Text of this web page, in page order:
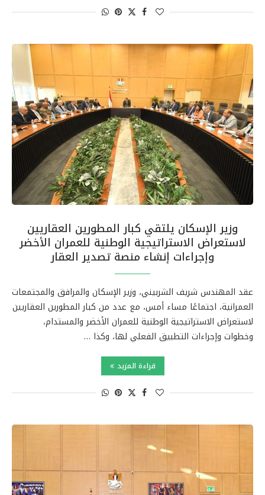
وزير الإسكان يلتقي كبار المطورين العقاريين
لاستعراض الاستراتيجية الوطنية للعمران الأخضر
وإجراءات إنشاء منصة تصدير العقار
عقد المهندس شريف الشربيني، وزير الإسكان والمرافق والمجتمعات
العمرانية، اجتماعًا مساء أمس، مع عدد من كبار المطورين العقاريين
لاستعراض الاستراتيجية الوطنية للعمران الأخضر والمستدام،
وخطوات وإجراءات التطبيق الفعلي لها، وكذا …
قراءة المزيد